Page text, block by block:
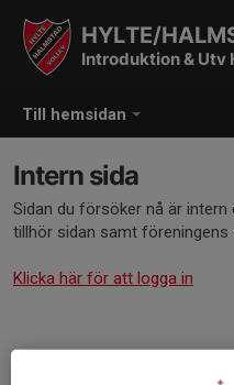
Till hemsidan
HYLTE/
Introduktion & Utv
Intern sida
Sidan du försöker nå är
tillhör sidan samt föreningens
Klicka här för att logga in